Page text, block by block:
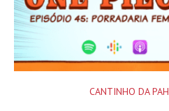
CANTINHO DA PAH